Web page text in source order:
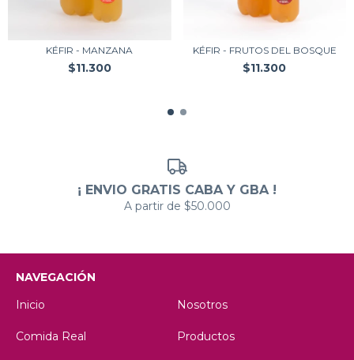
KÉFIR - MANZANA
$11.300
KÉFIR - FRUTOS DEL BOSQUE
$11.300
¡ ENVIO GRATIS CABA Y GBA !
A partir de $50.000
NAVEGACIÓN
Inicio
Nosotros
Comida Real Productos